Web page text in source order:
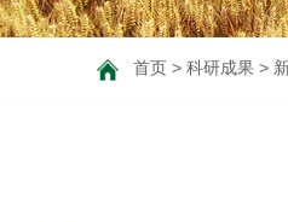
首页 > 科研成果 >